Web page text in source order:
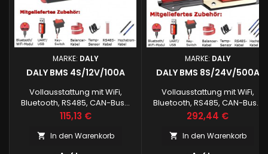
MARKE: DALY
DALY BMS 4S/12V/100A
Vollausstattung mit WiFi,
Bluetooth, RS485, CAN-Bus...
Preis
115,13 €
 In den Warenkorb
MARKE: DALY
DALY BMS 8S/24V/500A
Vollausstattung mit WiFi,
Bluetooth, RS485, CAN-Bus...
Preis
292,44 €
 In den Warenkorb